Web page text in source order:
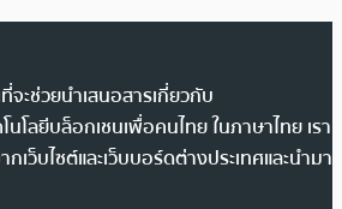
ะช่วยนำเสนอสารเกี่ยวกับ
นโลยีบล็อกเชนเพื่อคนไทย ในภาษาไทย เรา
ว็บไซต์และเว็บบอร์ดต่างประเทศและนำมา